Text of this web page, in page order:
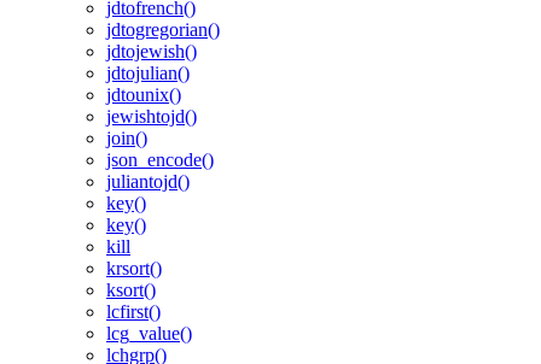
jdtofrench()
jdtogregorian()
jdtojewish()
jdtojulian()
jdtounix()
jewishtojd()
join()
json_encode()
juliantojd()
key()
key()
kill
krsort()
ksort()
lcfirst()
lcg_value()
lchgrp()